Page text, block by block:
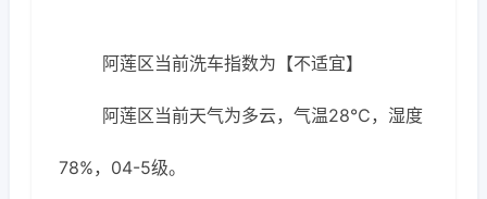
阿莲区当前洗车指数为【不适宜】
阿莲区当前天气为多云，气温28℃，湿度
78%，04-5级。